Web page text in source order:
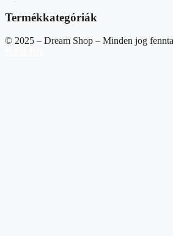
Termékkategóriák
© 2025 – Dream Shop – Minden jog